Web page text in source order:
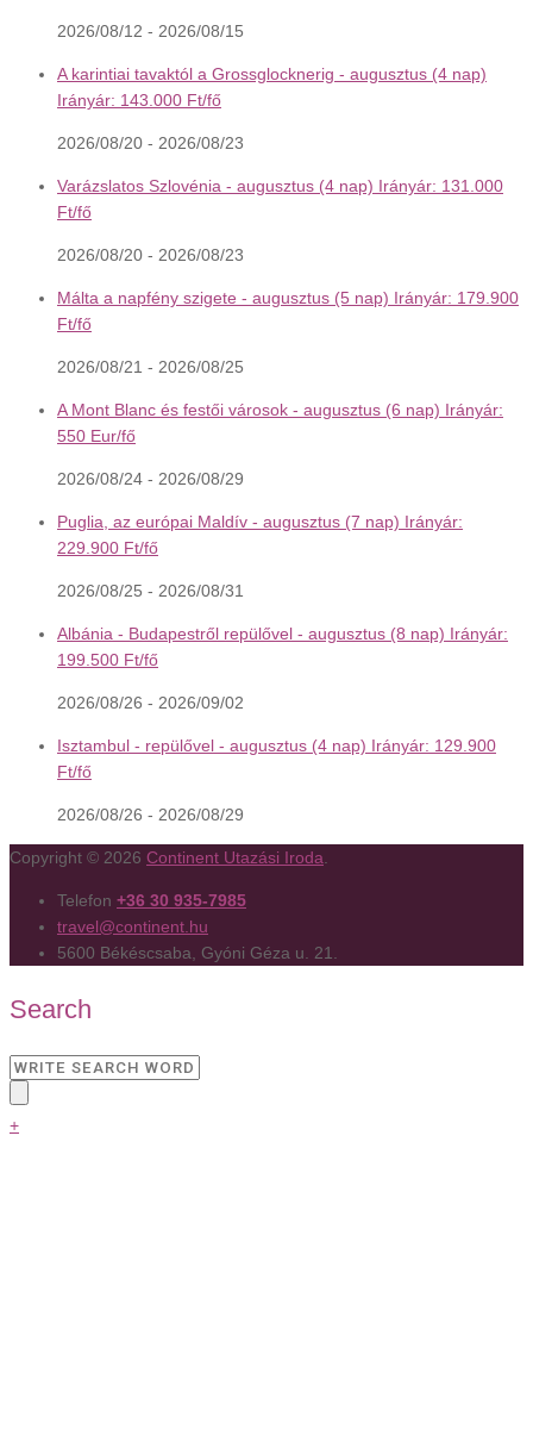
2026/08/12 - 2026/08/15
A karintiai tavaktól a Grossglocknerig - augusztus (4 nap)
Irányár: 143.000 Ft/fő
2026/08/20 - 2026/08/23
Varázslatos Szlovénia - augusztus (4 nap) Irányár: 131.000
Ft/fő
2026/08/20 - 2026/08/23
Málta a napfény szigete - augusztus (5 nap) Irányár: 179.900
Ft/fő
2026/08/21 - 2026/08/25
A Mont Blanc és festői városok - augusztus (6 nap) Irányár:
550 Eur/fő
2026/08/24 - 2026/08/29
Puglia, az európai Maldív - augusztus (7 nap) Irányár:
229.900 Ft/fő
2026/08/25 - 2026/08/31
Albánia - Budapestről repülővel - augusztus (8 nap) Irányár:
199.500 Ft/fő
2026/08/26 - 2026/09/02
Isztambul - repülővel - augusztus (4 nap) Irányár: 129.900
Ft/fő
2026/08/26 - 2026/08/29
Copyright © 2026 Continent Utazási Iroda
Telefon +36 30 935-7985
travel@continent.hu
5600 Békéscsaba, Gyóni Géza u. 21.
Search
+